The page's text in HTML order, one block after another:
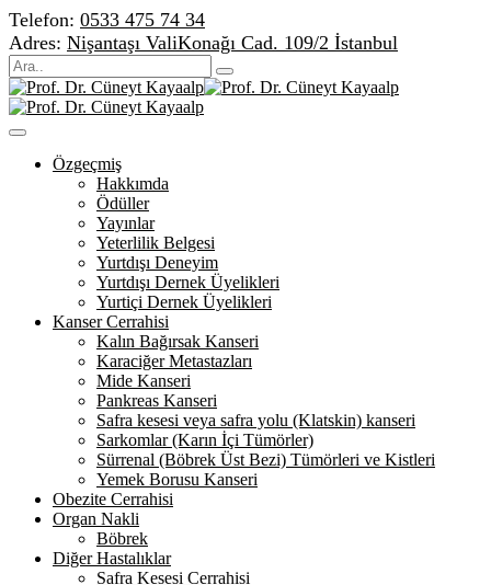
Telefon: 0533 475 74 34
Adres: Nişantaşı ValiKonağı Cad. 109/2 İstanbul
Özgeçmiş
Hakkımda
Ödüller
Yayınlar
Yeterlilik Belgesi
Yurtdışı Deneyim
Yurtdışı Dernek Üyelikleri
Yurtiçi Dernek Üyelikleri
Kanser Cerrahisi
Kalın Bağırsak Kanseri
Karaciğer Metastazları
Mide Kanseri
Pankreas Kanseri
Safra kesesi veya safra yolu (Klatskin) kanseri
Sarkomlar (Karın İçi Tümörler)
Sürrenal (Böbrek Üst Bezi) Tümörleri ve Kistleri
Yemek Borusu Kanseri
Obezite Cerrahisi
Organ Nakli
Böbrek
Diğer Hastalıklar
Safra Kesesi Cerrahisi